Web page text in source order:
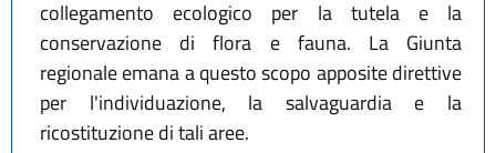
collegamento ecologico per la tutela e la
conservazione di flora e fauna. La Giunta
regionale emana a questo scopo apposite direttive
per l'individuazione, la salvaguardia e la
ricostituzione di tali aree.